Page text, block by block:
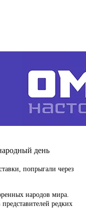
день
попрыгали через
народов мира.
редких